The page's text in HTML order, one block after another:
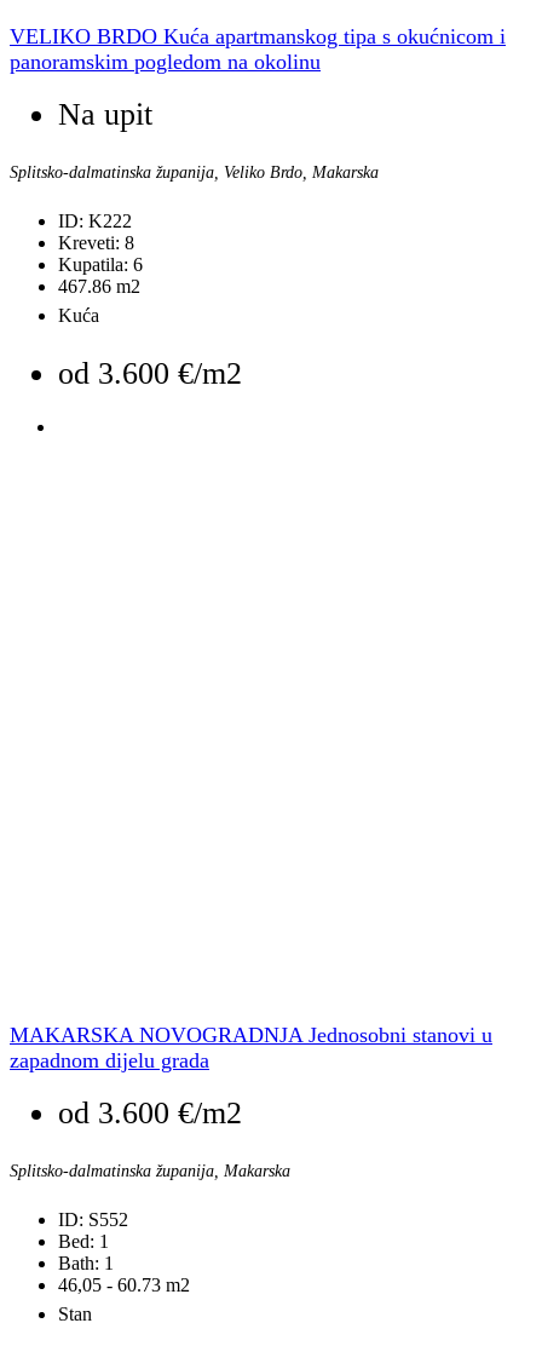
VELIKO BRDO Kuća apartmanskog tipa s okućnicom i
panoramskim pogledom na okolinu
Na upit
Splitsko-dalmatinska županija, Veliko Brdo, Makarska
ID: K222
Kreveti: 8
Kupatila: 6
467.86 m2
Kuća
od 3.600 €/m2
MAKARSKA NOVOGRADNJA Jednosobni stanovi u
zapadnom dijelu grada
od 3.600 €/m2
Splitsko-dalmatinska županija, Makarska
ID: S552
Bed: 1
Bath: 1
46,05 - 60.73 m2
Stan